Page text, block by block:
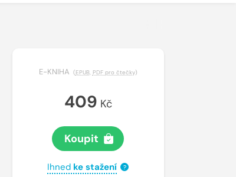
E-KNIHA (EPUB, PDF pro čtečky)
409 Kč
Koupit
Ihned ke stažení ?